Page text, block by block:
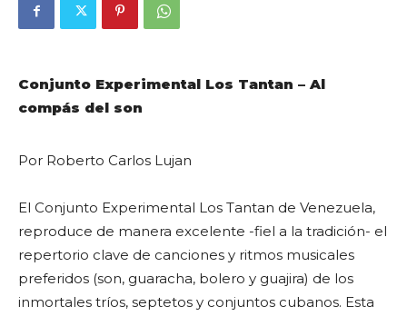
Conjunto Experimental Los Tantan – Al
compás del son
Por Roberto Carlos Lujan
El Conjunto Experimental Los Tantan de Venezuela,
reproduce de manera excelente -fiel a la tradición- el
repertorio clave de canciones y ritmos musicales
preferidos (son, guaracha, bolero y guajira) de los
inmortales tríos, septetos y conjuntos cubanos. Esta